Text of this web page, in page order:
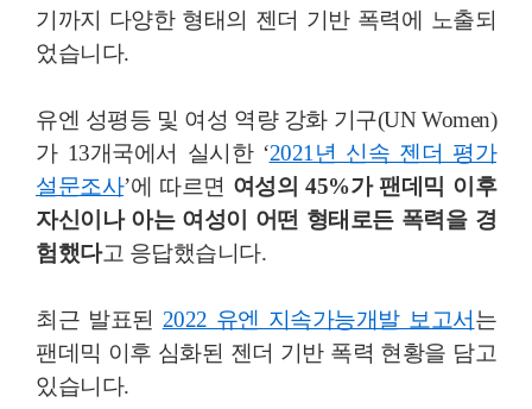
기까지 다양한 형태의 젠더 기반 폭력에 노출되
었습니다.
유엔 성평등 및 여성 역량 강화 기구(UN Women)
가 13개국에서 실시한 ‘2021년 신속 젠더 평가
설문조사’에 따르면 여성의 45%가 팬데믹 이후
자신이나 아는 여성이 어떤 형태로든 폭력을 경
험했다고 응답했습니다.
최근 발표된 2022 유엔 지속가능개발 보고서는
팬데믹 이후 심화된 젠더 기반 폭력 현황을 담고
있습니다.